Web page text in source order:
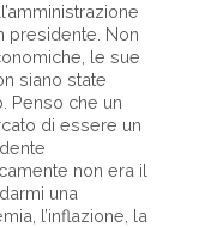
presidente. Non
le sue
siano state
Penso che un
di essere un
non era il
una
l’inflazione, la